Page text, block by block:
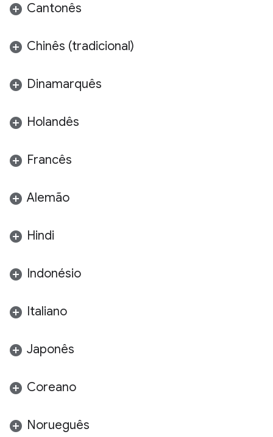
Cantonês
Chinês (tradicional)
Dinamarquês
Holandês
Francês
Alemão
Hindi
Indonésio
Italiano
Japonês
Coreano
Norueguês